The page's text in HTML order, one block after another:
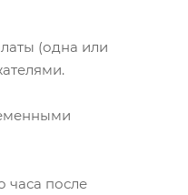
(одна или
часа после